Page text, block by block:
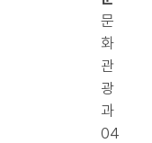
문
화
관
광
과
04